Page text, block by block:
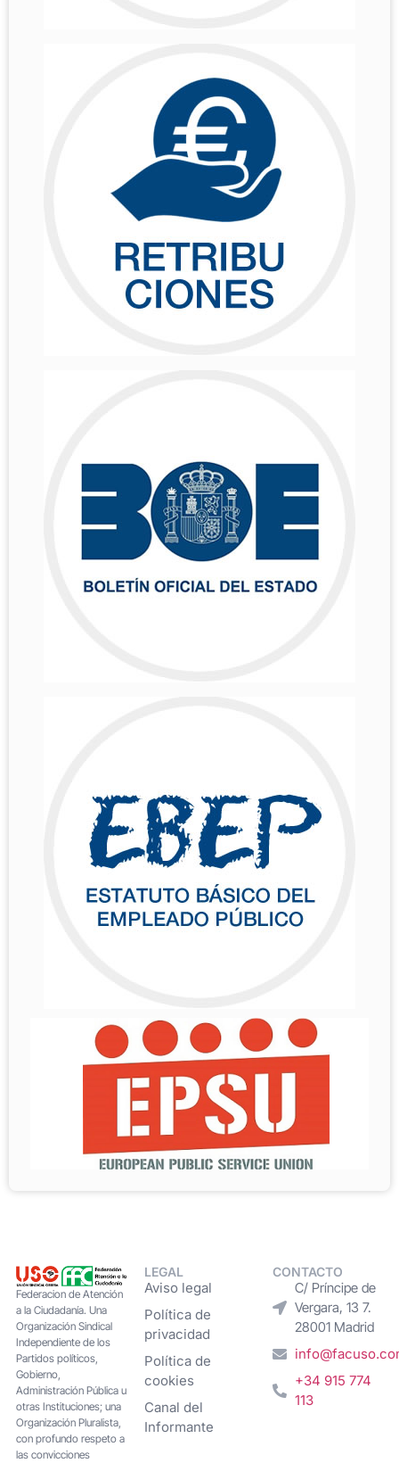
Federacion de Atención
a la Ciudadanía. Una
Organización Sindical
Independiente de los
Partidos políticos,
Gobierno,
Administración Pública u
otras Instituciones; una
Organización Pluralista,
con profundo respeto a
las convicciones
LEGAL
Aviso legal
Política de
privacidad
Política de
cookies
Canal del
Informante
CONTACTO
C/ Príncipe de
Vergara, 13 7.
28001 Madrid
+34 915 774
113